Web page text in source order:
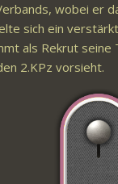
wobei er
sich ein
als Rekrut
2.KPz vorsieht.